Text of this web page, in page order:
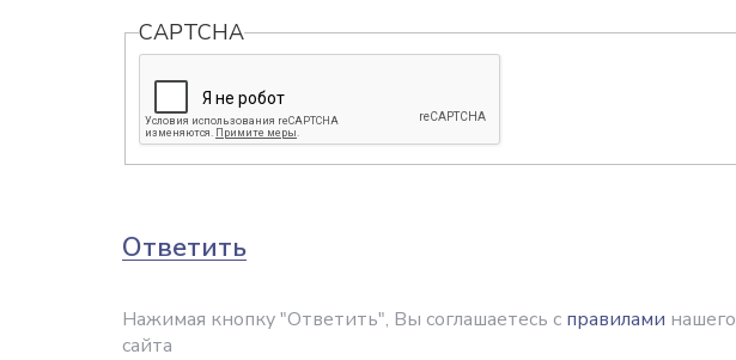
CAPTCHA
Ответить
Нажимая кнопку "Ответить", Вы соглашаетесь с правилами нашего
сайта